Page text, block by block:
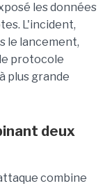
les données
L'incident,
le lancement,
protocole
plus grande
deux
combine